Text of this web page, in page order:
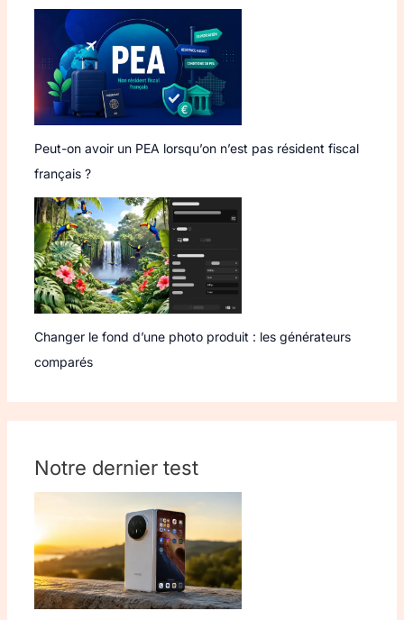
Peut-on avoir un PEA lorsqu’on n’est pas résident fiscal
français ?
Changer le fond d’une photo produit : les générateurs
comparés
Notre dernier test